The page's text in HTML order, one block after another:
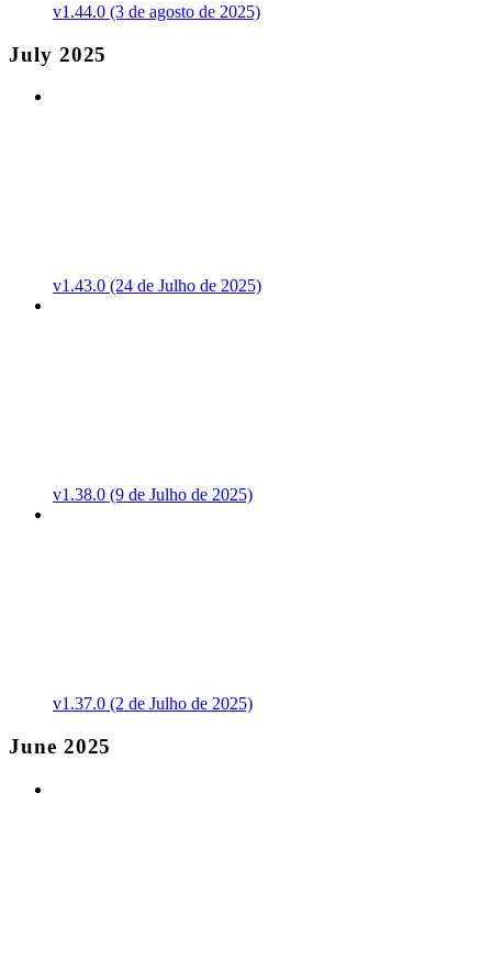
v1.44.0 (3 de agosto de 2025)
July 2025
v1.43.0 (24 de Julho de 2025)
v1.38.0 (9 de Julho de 2025)
v1.37.0 (2 de Julho de 2025)
June 2025